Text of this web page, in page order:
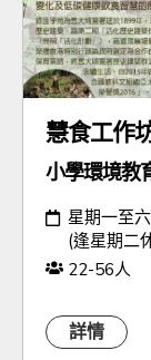
慧食工作
小學環境教
日期：
星期一至
(逢星期二
人數：
22-56人
詳情